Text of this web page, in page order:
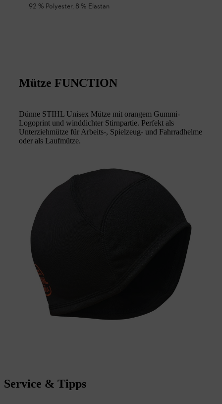
92 % Polyester, 8 % Elastan
Mütze FUNCTION
Dünne STIHL Unisex Mütze mit orangem Gummi-
Logoprint und winddichter Stirnpartie. Perfekt als
Unterziehmütze für Arbeits-, Spielzeug- und Fahrradhelme
oder als Laufmütze.
Service & Tipps